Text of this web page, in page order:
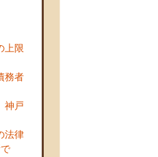
上限
務者
神戸
法律